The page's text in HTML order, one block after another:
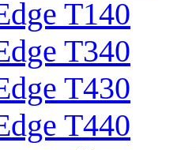
T140
T340
T430
T440